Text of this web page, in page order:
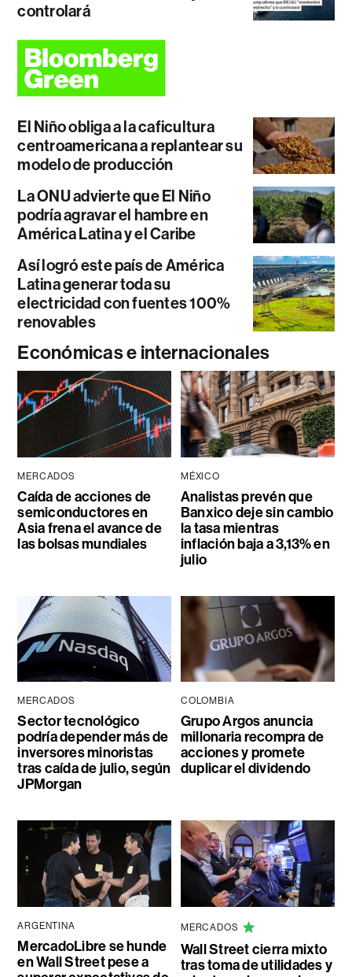
controlará
El Niño obliga a la caficultura
centroamericana a replantear su
modelo de producción
La ONU advierte que El Niño
podría agravar el hambre en
América Latina y el Caribe
Así logró este país de América
Latina generar toda su
electricidad con fuentes 100%
renovables
Económicas e internacionales
MERCADOS
Caída de acciones de
semiconductores en
Asia frena el avance de
las bolsas mundiales
MÉXICO
Analistas prevén que
Banxico deje sin cambio
la tasa mientras
inflación baja a 3,13% en
julio
MERCADOS
Sector tecnológico
podría depender más de
inversores minoristas
tras caída de julio, según
JPMorgan
COLOMBIA
Grupo Argos anuncia
millonaria recompra de
acciones y promete
duplicar el dividendo
ARGENTINA
MercadoLibre se hunde
en Wall Street pese a
MERCADOS
Wall Street cierra mixto
tras toma de utilidades y